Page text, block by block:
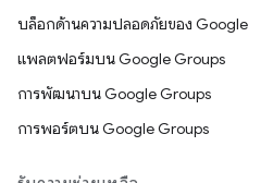
บล็อกด้านความปลอดภัยของ Google
แพลตฟอร์มบน Google Groups
การพัฒนาบน Google Groups
การพอร์ตบน Google Groups